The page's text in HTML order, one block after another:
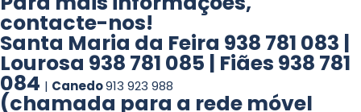
contacte-nos!
Santa Maria da Feira 938 781 083 |
Lourosa 938 781 085 | Fiães 938 781
084 | Canedo913 923 988
(chamada para a rede móvel